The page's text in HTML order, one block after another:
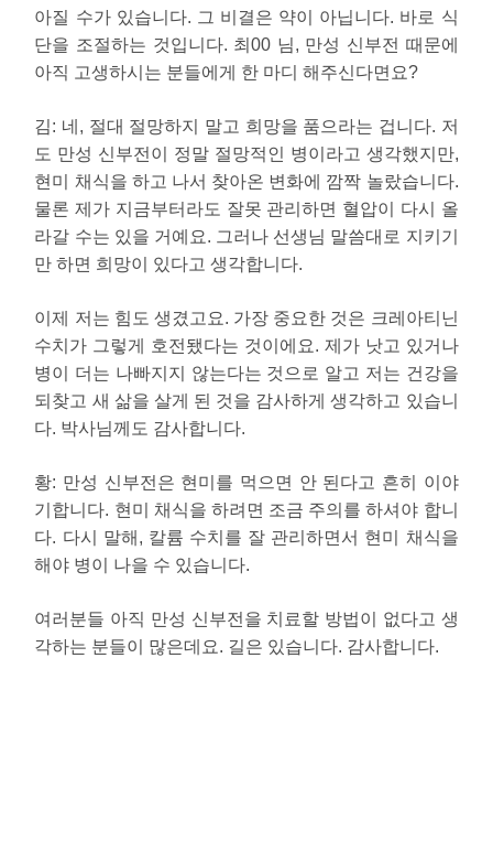
아질 수가 있습니다. 그 비결은 약이 아닙니다. 바로 식
단을 조절하는 것입니다. 최00 님, 만성 신부전 때문에
아직 고생하시는 분들에게 한 마디 해주신다면요?
김: 네, 절대 절망하지 말고 희망을 품으라는 겁니다. 저
도 만성 신부전이 정말 절망적인 병이라고 생각했지만,
현미 채식을 하고 나서 찾아온 변화에 깜짝 놀랐습니다.
물론 제가 지금부터라도 잘못 관리하면 혈압이 다시 올
라갈 수는 있을 거예요. 그러나 선생님 말씀대로 지키기
만 하면 희망이 있다고 생각합니다.
이제 저는 힘도 생겼고요. 가장 중요한 것은 크레아티닌
수치가 그렇게 호전됐다는 것이에요. 제가 낫고 있거나
병이 더는 나빠지지 않는다는 것으로 알고 저는 건강을
되찾고 새 삶을 살게 된 것을 감사하게 생각하고 있습니
다. 박사님께도 감사합니다.
황: 만성 신부전은 현미를 먹으면 안 된다고 흔히 이야
기합니다. 현미 채식을 하려면 조금 주의를 하셔야 합니
다. 다시 말해, 칼륨 수치를 잘 관리하면서 현미 채식을
해야 병이 나을 수 있습니다.
여러분들 아직 만성 신부전을 치료할 방법이 없다고 생
각하는 분들이 많은데요. 길은 있습니다. 감사합니다.